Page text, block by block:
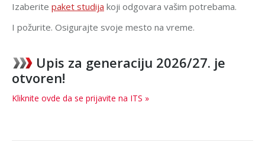
Izaberite paket studija koji odgovara vašim potrebama.
I požurite. Osigurajte svoje mesto na vreme.
Upis za generaciju 2026/27. je
otvoren!
Kliknite ovde da se prijavite na ITS »